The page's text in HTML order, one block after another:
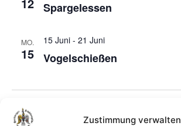
Zustimmung verwalten
Spargelessen
MO.
15
15 Juni- 21 Juni
Vogelschießen
Vorherige